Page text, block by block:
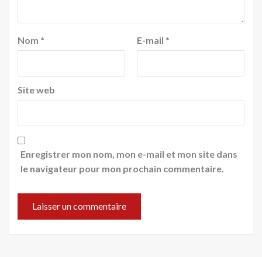
Nom * E-mail *
Site web
Enregistrer mon nom, mon e-mail et mon site dans
le navigateur pour mon prochain commentaire.